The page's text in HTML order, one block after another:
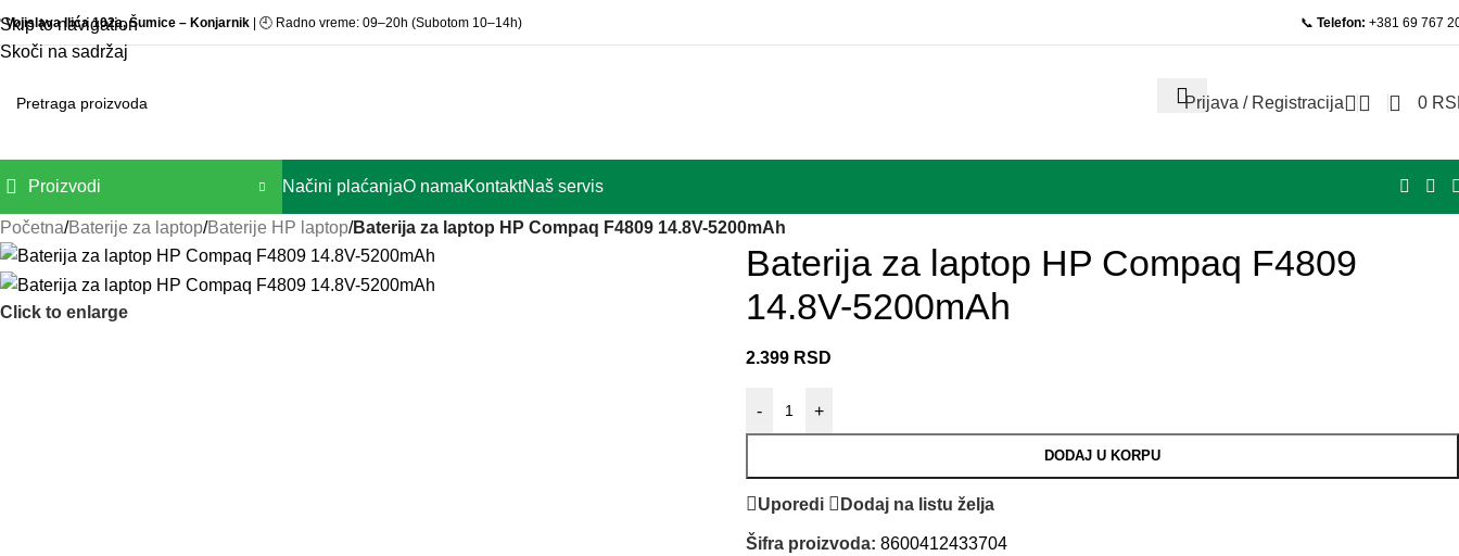
Skip to navigation
Skoči na sadržaj
Vojislava Ilića 102a, Šumice – Konjarnik | 🕘 Radno vreme: 09–20h (Subotom 10–14h) 📞 Telefon: +381 69 767
Prijava / Registracija 0
Proizvodi Načini plaćanjaO namaKontaktNaš servis
Početna/Baterije za laptop/Baterije HP laptop/Baterija za laptop HP Compaq F4809 14.8V-5200mAh
Click to enlarge
Baterija za laptop HP Compaq F4809
14.8V-5200mAh
2.399 RSD
- +
DODAJ U KORPU
Uporedi Dodaj na listu želja
Šifra proizvoda: 8600412433704